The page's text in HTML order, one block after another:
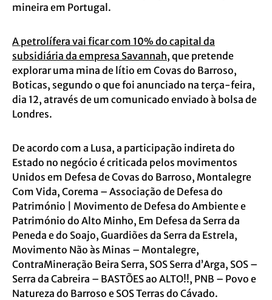
mineira em Portugal.
A petrolífera vai ficar com 10% do capital da
subsidiária da empresa Savannah, que pretende
explorar uma mina de lítio em Covas do Barroso,
Boticas, segundo o que foi anunciado na terça-feira,
dia 12, através de um comunicado enviado à bolsa de
Londres.
De acordo com a Lusa, a participação indireta do
Estado no negócio é criticada pelos movimentos
Unidos em Defesa de Covas do Barroso, Montalegre
Com Vida, Corema – Associação de Defesa do
Património | Movimento de Defesa do Ambiente e
Património do Alto Minho, Em Defesa da Serra da
Peneda e do Soajo, Guardiões da Serra da Estrela,
Movimento Não às Minas – Montalegre,
ContraMineração Beira Serra, SOS Serra d’Arga, SOS –
Serra da Cabreira – BASTÕES ao ALTO!!, PNB – Povo e
Natureza do Barroso e SOS Terras do Cávado.